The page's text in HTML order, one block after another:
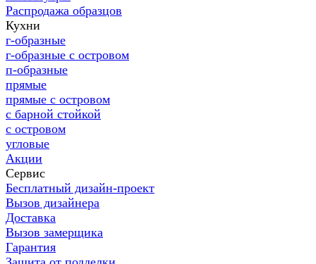
Распродажа образцов
Кухни
г-образные
г-образные с островом
п-образные
прямые
прямые с островом
с барной стойкой
с островом
угловые
Акции
Сервис
Бесплатный дизайн-проект
Вызов дизайнера
Доставка
Вызов замерщика
Гарантия